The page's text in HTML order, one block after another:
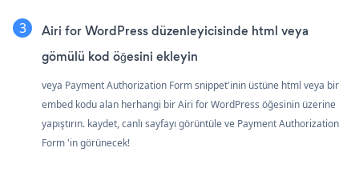
Airi for WordPress düzenleyicisinde html veya
gömülü kod öğesini ekleyin
veya Payment Authorization Form snippet'inin üstüne html veya bir
embed kodu alan herhangi bir Airi for WordPress öğesinin üzerine
yapıştırın. kaydet, canlı sayfayı görüntüle ve Payment Authorization
Form 'in görünecek!